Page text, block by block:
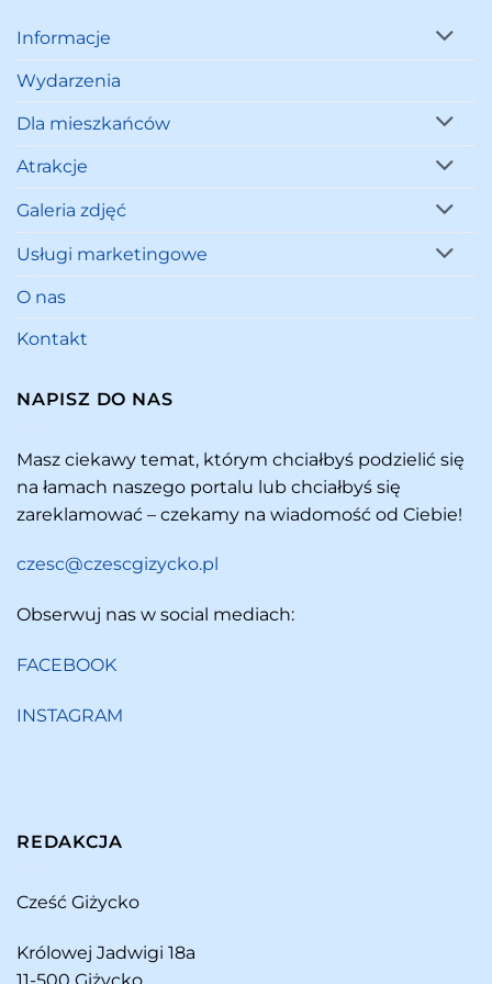
Informacje
Wydarzenia
Dla mieszkańców
Atrakcje
Galeria zdjęć
Usługi marketingowe
O nas
Kontakt
NAPISZ DO NAS
Masz ciekawy temat, którym chciałbyś podzielić się
na łamach naszego portalu lub chciałbyś się
zareklamować – czekamy na wiadomość od Ciebie!
czesc@czescgizycko.pl
Obserwuj nas w social mediach:
FACEBOOK
INSTAGRAM
REDAKCJA
Cześć Giżycko
Królowej Jadwigi 18a
11-500 Giżycko